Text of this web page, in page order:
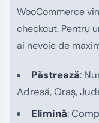
WooCommerce
checkout. Pentru
ai nevoie de
Păstrează:
Adresă, Oraș,
Elimină: